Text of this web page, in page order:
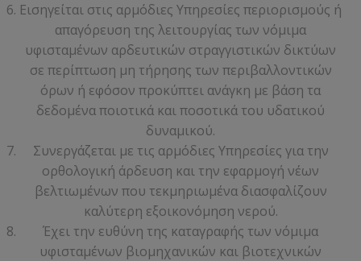
Εισηγείται στις αρμόδιες Υπηρεσίες περιορισμούς ή
απαγόρευση της λειτουργίας των νόμιμα
υφισταμένων αρδευτικών στραγγιστικών δικτύων
σε περίπτωση μη τήρησης των περιβαλλοντικών
όρων ή εφόσον προκύπτει ανάγκη με βάση τα
δεδομένα ποιοτικά και ποσοτικά του υδατικού
δυναμικού.
Συνεργάζεται με τις αρμόδιες Υπηρεσίες για την
ορθολογική άρδευση και την εφαρμογή νέων
βελτιωμένων που τεκμηριωμένα διασφαλίζουν
καλύτερη εξοικονόμηση νερού.
Έχει την ευθύνη της καταγραφής των νόμιμα
υφισταμένων βιομηχανικών και βιοτεχνικών